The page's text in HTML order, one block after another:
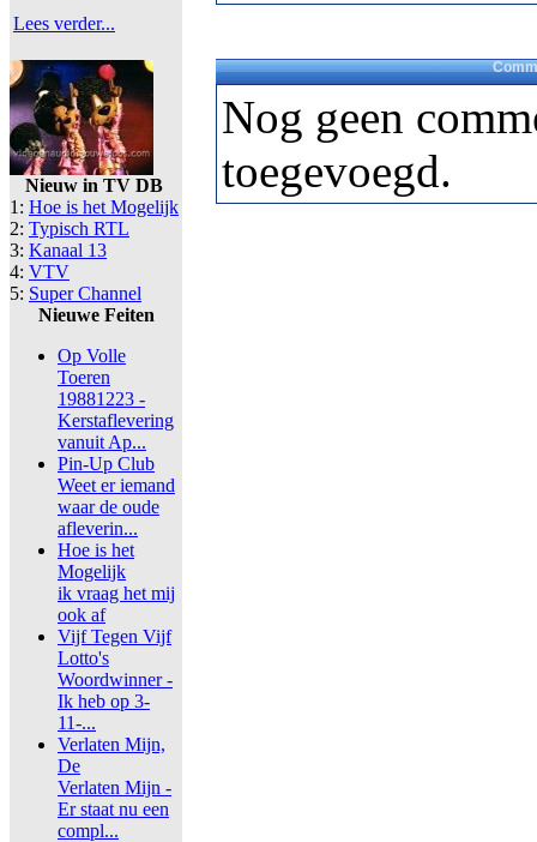
Lees verder...
Nieuw in TV DB
1: Hoe is het Mogelijk
2: Typisch RTL
3: Kanaal 13
4: VTV
5: Super Channel
Nieuwe Feiten
Op Volle
Toeren
19881223 -
Kerstaflevering
vanuit Ap...
Pin-Up Club
Weet er iemand
waar de oude
afleverin...
Hoe is het
Mogelijk
ik vraag het mij
ook af
Vijf Tegen Vijf
Lotto's
Woordwinner -
Ik heb op 3-
11-...
Verlaten Mijn,
De
Verlaten Mijn -
Er staat nu een
compl...
Nog geen
toegevoegd.